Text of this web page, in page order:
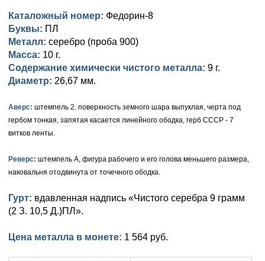
Германская оккупация
Для Финляндии
Памятные и донативные
Медь
Для Финляндии
Памятные и донативные
Серебро
Для Финляндии
Платина, золото
Серебро
Медь
Русско-Польские
Памятные и донативные
Александр I (1801-1825)
Серебро
Для Грузии
Павел I (1796-1801)
Золото
Медь
Екатерина II (1762-1796)
Серебро
Сибирские монеты
Для Молдавии и Валахии
Таврические монеты
Елизавета I (1741-1762)
Серебро
Медь
Для Пруссии
Ливонезы
Анна Иоанновна (1730-1740)
Екатерина I (1725-1727)
Петр I (1682-1725)
Каталожный номер: Федорин-8
Буквы: ПЛ
Металл: серебро (проба 900)
Масса: 10 г.
Содержание химически чистого металла: 9 г.
Диаметр: 26,67 мм.
Аверс: штемпель 2. поверхность земного шара выпуклая, черта под
гербом тонкая, запятая касается линейного ободка, герб СССР - 7
витков ленты.
Реверс: штемпель А, фигура рабочего и его голова меньшего размера,
наковальня отодвинута от точечного ободка.
Гурт: вдавленная надпись «Чистого серебра 9 грамм
(2 З. 10,5 Д.)ПЛ».
Цена металла в монете: 1 564 руб.